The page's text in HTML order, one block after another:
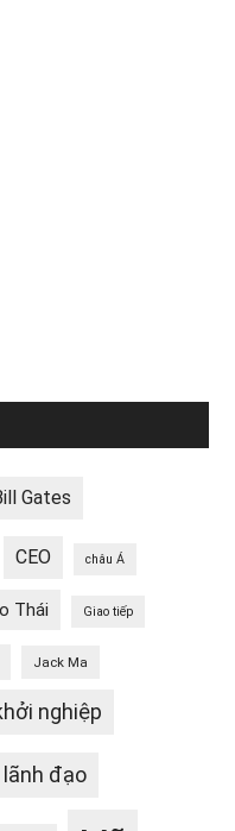
Gates
CEO châu Á
Thái Giao tiếp
Jack Ma
nghiệp
lãnh đạo